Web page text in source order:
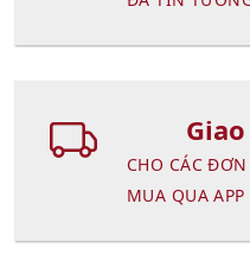
CHO CÁC
MUA QUA APP